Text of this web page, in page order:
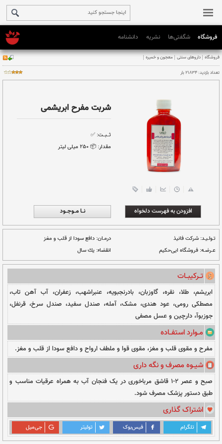
فروشگاه شگفتی‌ها نشریه دانشنامه
شربت مفرح ابریشمی
ثــبــت:✅
مقدار:📦 ٢۵٠ میلی لیتر
دلخواه نــا مــوجــود
درمـان:دافع سودا از قلب و مغز
انقضاء:یك سال
بادرنجبویه، عنبراشهب، زعفران، آب آهن تاب،
مشک، آمله، صندل سفید، صندل سرخ، قرنفل،